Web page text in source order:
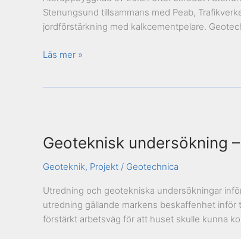
Stenungsund tillsammans med Peab,
jordförstärkning med kalkcementpelare.
Läs mer »
Geoteknisk undersökning
Geoteknik, Projekt / Geotechnica
Utredning och geotekniska undersökningar
utredning gällande markens beskaffenhet
förstärkt arbetsväg för att huset skulle kunna
–